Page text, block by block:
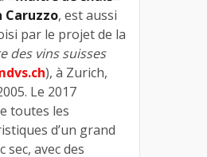
Caruzzo, est aussi
par le projet de la
des vins suisses
), à Zurich,
Le 2017
toutes les
d’un grand
sec, avec des